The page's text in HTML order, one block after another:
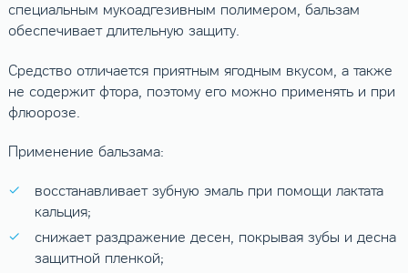
специальным мукоадгезивным полимером, бальзам
обеспечивает длительную защиту.
Средство отличается приятным ягодным вкусом, а также
не содержит фтора, поэтому его можно применять и при
флюорозе.
Применение бальзама:
восстанавливает зубную эмаль при помощи лактата
кальция;
снижает раздражение десен, покрывая зубы и десна
защитной пленкой;